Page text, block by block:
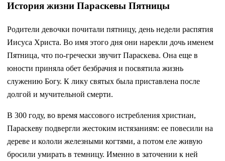
История жизни Параскевы Пятницы
Родители девочки почитали пятницу, день недели распятия
Иисуса Христа. Во имя этого дня они нарекли дочь именем
Пятница, что по-гречески звучит Параскева. Она еще в
юности приняла обет безбрачия и посвятила жизнь
служению Богу. К лику святых была приставлена после
долгой и мучительной смерти.
В 300 году, во время массового истребления христиан,
Параскеву подвергли жестоким истязаниям: ее повесили на
дереве и кололи железными когтями, а потом еле живую
бросили умирать в темницу. Именно в заточении к ней